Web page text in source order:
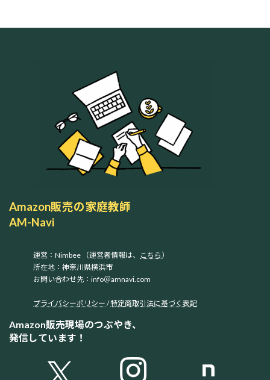
Amazon販売の家庭教師
AM-Navi
運営：Nimbee （運営者情報は、 こちら ）
所在地：神奈川県横浜市
お問い合わせ先：info＠amnavi.com
プライバシーポリシー /特定商取引法に基づく表記
Amazon販売現場のつぶやき、
発信しています！